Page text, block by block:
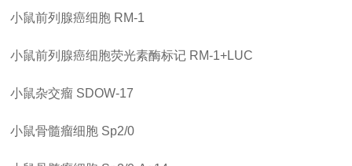
小鼠前列腺癌细胞 RM-1
小鼠前列腺癌细胞荧光素酶标记 RM-1+LUC
小鼠杂交瘤 SDOW-17
小鼠骨髓瘤细胞 Sp2/0